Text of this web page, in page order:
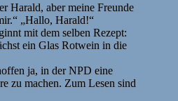
Harald, aber meine Freunde
„Hallo, Harald!“
mit dem selben Rezept:
ein Glas Rotwein in die
ja, in der NPD eine
zu machen. Zum Lesen sind